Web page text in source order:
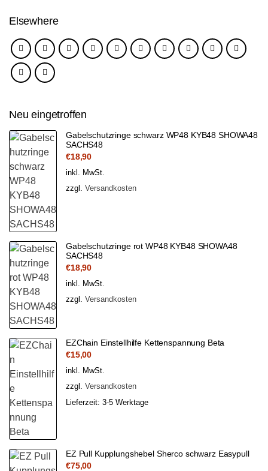
Elsewhere
Neu eingetroffen
Gabelschutzringe schwarz WP48 KYB48 SHOWA48
SACHS48
€18,90
inkl. MwSt.
zzgl. Versandkosten
Gabelschutzringe rot WP48 KYB48 SHOWA48
SACHS48
€18,90
inkl. MwSt.
zzgl. Versandkosten
EZChain Einstellhilfe Kettenspannung Beta
€15,00
inkl. MwSt.
zzgl. Versandkosten
Lieferzeit: 3-5 Werktage
EZ Pull Kupplungshebel Sherco schwarz Easypull
€75,00